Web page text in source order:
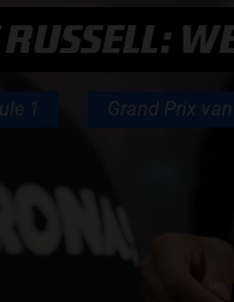
RUSSELL:
1 Grand Prix
AAN TAFEL